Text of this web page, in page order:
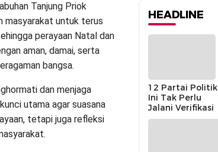
Tanjung Priok
masyarakat untuk terus
perayaan Natal dan
aman, damai, serta
bangsa.
dan menjaga
utama agar suasana
tetapi juga refleksi
HEADLINE
12 Partai Politik
Ini Tak Perlu
Jalani Verifikasi